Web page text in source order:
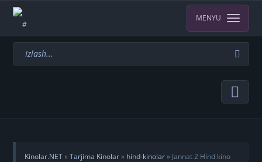
MENYU
Kinolar.NET»Tarjima Kinolar» hind-kinolar» Jannat 2 Hind kino